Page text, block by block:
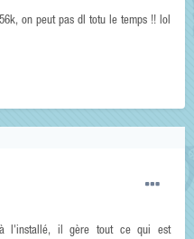
on peut pas dl totu le temps !! lol
l'installé, il gère tout ce qui est